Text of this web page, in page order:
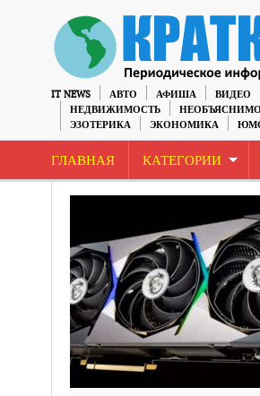
IT NEWS АВТО АФИША ВИДЕО
НЕДВИЖИМОСТЬ
ЭЗОТЕРИКА
ЭКОНОМИКА
ГЛАВНАЯ КАТЕГОРИИ